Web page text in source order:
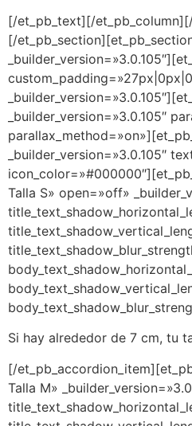
[/et_pb_text][/
[/
_builder_version=»3.0.105″
_builder_version=»3.0.105″
Talla S» open=»off»
Si hay alrededor de 7 cm, tu
[/
Talla M»